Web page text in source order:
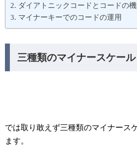
ダイアトニックコードとコードの
マイナーキーでのコードの運用
三種類のマイナースケール
では取り敢えず三種類のマイナース
ます。